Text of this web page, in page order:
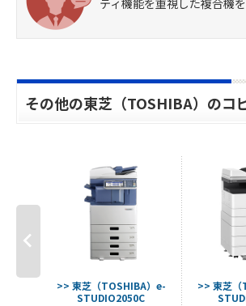
その他の東芝（TOSHIBA）のコ
>> 東芝（TOSHIBA）e-
STUDIO2050C
>> 東芝（